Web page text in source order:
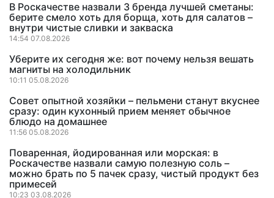
В Роскачестве назвали 3 бренда лучшей сметаны:
берите смело хоть для борща, хоть для салатов –
внутри чистые сливки и закваска
14:54 07.08.2026
Уберите их сегодня же: вот почему нельзя вешать
магниты на холодильник
10:11 05.08.2026
Совет опытной хозяйки – пельмени станут вкуснее
сразу: один кухонный прием меняет обычное
блюдо на домашнее
11:56 05.08.2026
Поваренная, йодированная или морская: в
Роскачестве назвали самую полезную соль –
можно брать по 5 пачек сразу, чистый продукт без
примесей
10:23 03.08.2026